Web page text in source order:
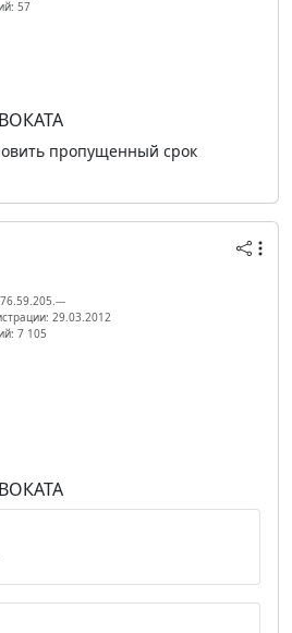
57
пропущенный срок
29.03.2012
7 105